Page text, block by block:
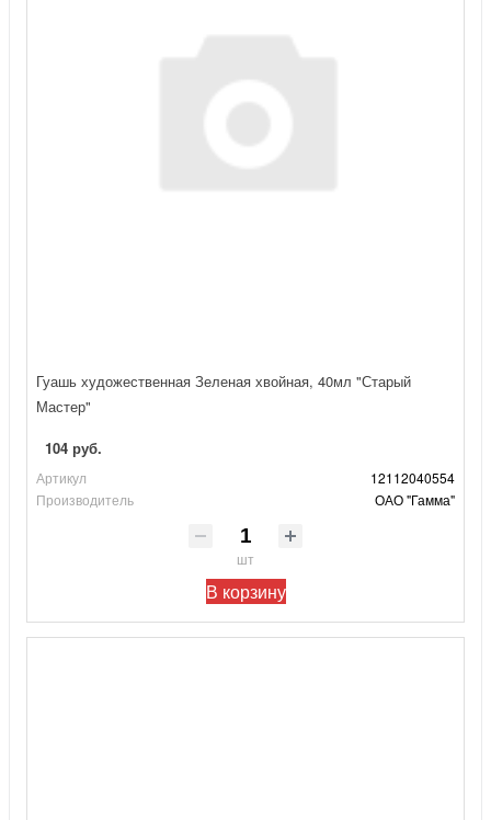
Гуашь художественная Зеленая хвойная, 40мл "Старый
Мастер"
104 руб.
Артикул
12112040554
Производитель
ОАО "Гамма"
шт
В корзину